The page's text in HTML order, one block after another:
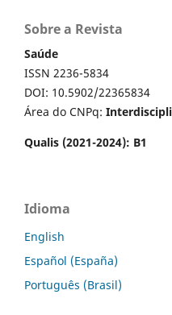
Sobre a Revista
Saúde
ISSN 2236-5834
DOI: 10.5902/22365834
Área do CNPq:
Qualis (2021-2024): B1
Idioma
English
Español (España)
Português (Brasil)